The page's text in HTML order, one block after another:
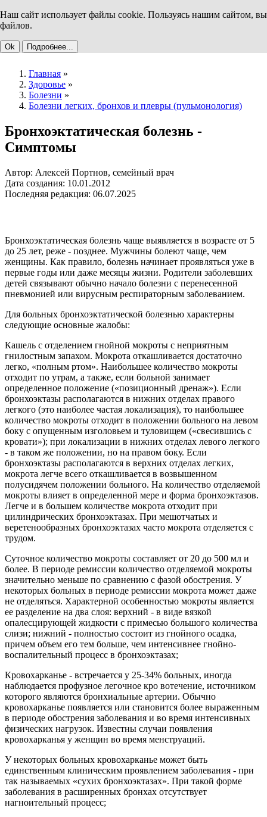
Наш сайт использует файлы cookie. Пользуясь нашим сайтом,
файлов.
Ok Подробнее...
Главная »
Здоровье »
Болезни »
Болезни легких, бронхов и плевры (пульмонология)
Бронхоэктатическая болезнь -
Симптомы
Автор: Алексей Портнов, семейный врач
Дата создания: 10.01.2012
Последняя редакция: 06.07.2025
Бронхоэктатическая болезнь чаще выявляется в возрасте от 5
до 25 лет, реже - позднее. Мужчины болеют чаще, чем
женщины. Как правило, болезнь начинает проявляться уже в
первые годы или даже месяцы жизни. Родители заболевших
детей связывают обычно начало болезни с перенесенной
пневмонией или вирусным респираторным заболеванием.
Для больных бронхоэктатической болезнью характерны
следующие основные жалобы:
Кашель с отделением гнойной мокроты с неприятным
гнилостным запахом. Мокрота откашливается достаточно
легко, «полным ртом». Наибольшее количество мокроты
отходит по утрам, а также, если больной занимает
определенное положение («позиционный дренаж»). Если
бронхоэктазы располагаются в нижних отделах правого
легкого (это наиболее частая локализация), то наибольшее
количество мокроты отходит в положении больного на левом
боку с опущенным изголовьем и туловищем («свесившись с
кровати»); при локализации в нижних отделах левого легкого
- в таком же положении, но на правом боку. Если
бронхоэктазы располагаются в верхних отделах легких,
мокрота легче всего откашливается в возвышенном
полусидячем положении больного. На количество отделяемой
мокроты влияет в определенной мере и форма бронхоэктазов.
Легче и в большем количестве мокрота отходит при
цилиндрических бронхоэктазах. При мешотчатых и
веретенообразных бронхоэктазах часто мокрота отделяется с
трудом.
Суточное количество мокроты составляет от 20 до 500 мл и
более. В периоде ремиссии количество отделяемой мокроты
значительно меньше по сравнению с фазой обострения. У
некоторых больных в периоде ремиссии мокрота может даже
не отделяться. Характерной особенностью мокроты является
ее разделение на два слоя: верхний - в виде вязкой
опалесцирующей жидкости с примесью большого количества
слизи; нижний - полностью состоит из гнойного осадка,
причем объем его тем больше, чем интенсивнее гнойно-
воспалительный процесс в бронхоэктазах;
Кровохарканье - встречается у 25-34% больных, иногда
наблюдается профузное легочное кро вотечение, источником
которого являются бронхиальные артерии. Обычно
кровохарканье появляется или становится более выраженным
в периоде обострения заболевания и во время интенсивных
физических нагрузок. Известны случаи появления
кровохарканья у женщин во время менструаций.
У некоторых больных кровохарканье может быть
единственным клиническим проявлением заболевания - при
так называемых «сухих бронхоэктазах». При такой форме
заболевания в расширенных бронхах отсутствует
нагноительный процесс;